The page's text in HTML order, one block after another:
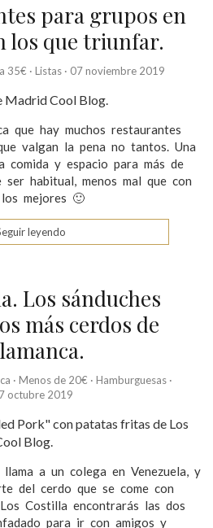
para grupos en
los que triunfar.
35€ · Listas · 07 noviembre 2019
que hay muchos restaurantes
valgan la pena no tantos. Una
comida y espacio para más de
habitual, menos mal que con
mejores 🙂
leyendo
Los sánduches
más cerdos de
· Menos de 20€ · Hamburguesas ·
octubre 2019
a un colega en Venezuela, y
del cerdo que se come con
Costilla encontrarás las dos
para ir con amigos y